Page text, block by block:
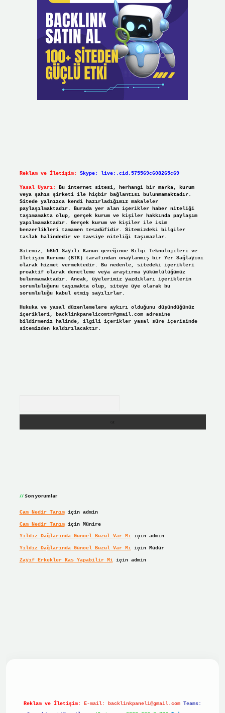
Reklam ve İletişim: Skype: live:.cid.575569c608265c69
Yasal Uyarı:
Bu internet sitesi, herhangi bir marka, kurum
veya şahıs şirketi ile hiçbir bağlantısı bulunmamaktadır.
Sitede yalnızca kendi hazırladığımız makaleler
paylaşılmaktadır. Burada yer alan içerikler haber niteliği
taşımamakta olup, gerçek kurum ve kişiler hakkında paylaşım
yapılmamaktadır. Gerçek kurum ve kişiler ile isim
benzerlikleri tamamen tesadüfidir. Sitemizdeki bilgiler
taslak halindedir ve tavsiye niteliği taşımazlar.
Sitemiz, 5651 Sayılı Kanun gereğince Bilgi Teknolojileri ve
İletişim Kurumu (BTK) tarafından onaylanmış bir Yer Sağlayıcı
olarak hizmet vermektedir. Bu nedenle, sitedeki içerikleri
proaktif olarak denetleme veya araştırma yükümlülüğümüz
bulunmamaktadır. Ancak, üyelerimiz yazdıkları içeriklerin
sorumluluğunu taşımakta olup, siteye üye olarak bu
sorumluluğu kabul etmiş sayılırlar.
Hukuka ve yasal düzenlemelere aykırı olduğunu düşündüğünüz
içerikleri, backlinkpanelicomtr@gmail.comadresine
bildirmeniz halinde, ilgili içerikler yasal süre içerisinde
sitemizden kaldırılacaktır.
Son yorumlar
Cam Nedir Tanımiçin admin
Cam Nedir Tanımiçin Münire
Yıldız Dağlarında Güncel Buzul Var Mıiçin admin
Yıldız Dağlarında Güncel Buzul Var Mıiçin Müdür
Zayıf Erkekler Kas Yapabilir Miiçin admin
Reklam ve İletişim: E-mail: backlinkpaneli@gmail.com Teams: